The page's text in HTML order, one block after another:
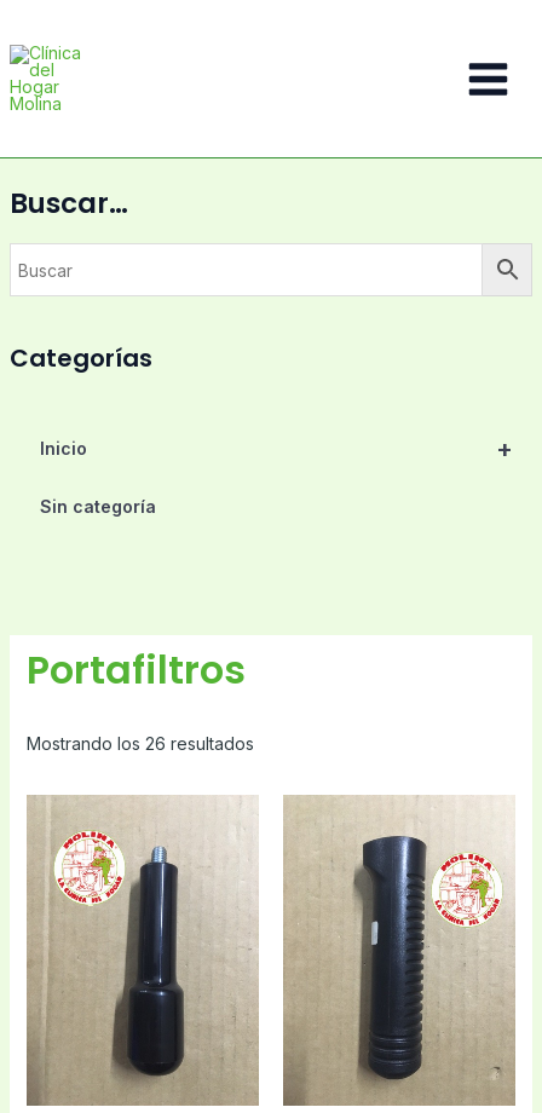
contenido
Main
Buscar…
Categorías
+
Inicio
Sin categoría
Portafiltros
Mostrando los 26 resultados